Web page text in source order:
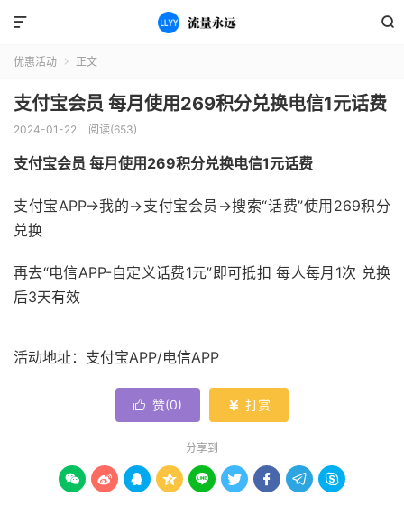


优惠活动  正文
支付宝会员 每月使用269积分兑换电信1元话费
2024-01-22 阅读(653)
支付宝会员 每月使用269积分兑换电信1元话费
支付宝APP->我的->支付宝会员->搜索“话费”使用269积分
兑换
再去“电信APP-自定义话费1元”即可抵扣 每人每月1次 兑换
后3天有效
活动地址：支付宝APP/电信APP
 赞(0)  打赏
分享到
        